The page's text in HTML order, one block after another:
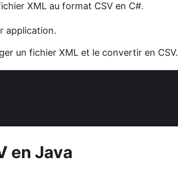
XML au format CSV en C#.
application.
un fichier XML et le convertir en CSV.
en Java